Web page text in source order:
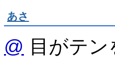
あさ
@ 目がテ